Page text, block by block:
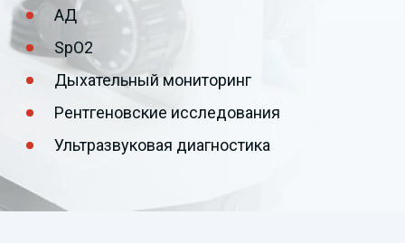
АД
SpO2
Дыхательный мониторинг
Рентгеновские исследования
Ультразвуковая диагностика